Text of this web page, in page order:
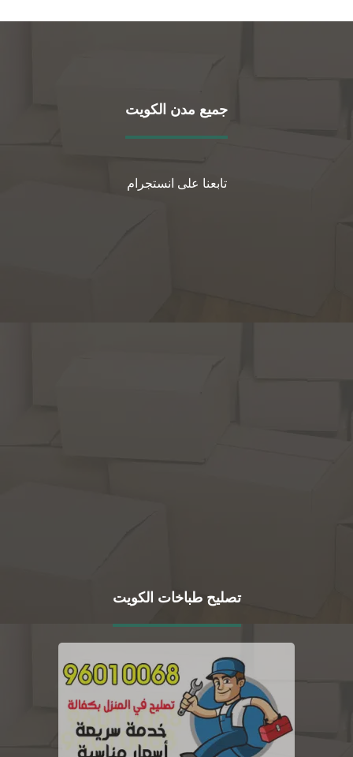
جميع مدن الكويت
تابعنا على انستجرام
تصليح طباخات الكويت